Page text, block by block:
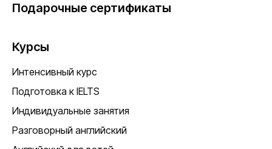
Подарочные сертификаты
Курсы
Интенсивный курс
Подготовка к IELTS
Индивидуальные занятия
Разговорный английский